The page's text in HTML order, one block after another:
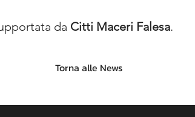
da Citti Maceri Falesa.
Torna alle News